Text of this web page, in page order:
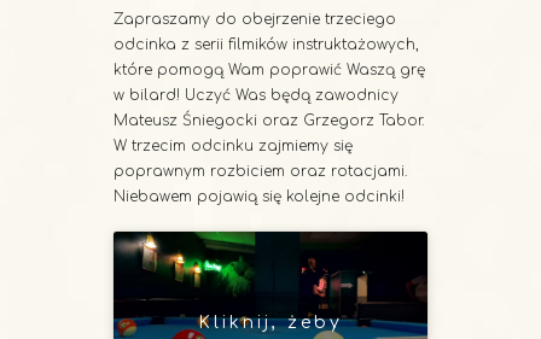
Zapraszamy do obejrzenie trzeciego
odcinka z serii filmików instruktażowych,
które pomogą Wam poprawić Waszą grę
w bilard! Uczyć Was będą zawodnicy
Mateusz Śniegocki oraz Grzegorz Tabor.
W trzecim odcinku zajmiemy się
poprawnym rozbiciem oraz rotacjami.
Niebawem pojawią się kolejne odcinki!
Kliknij, żeby